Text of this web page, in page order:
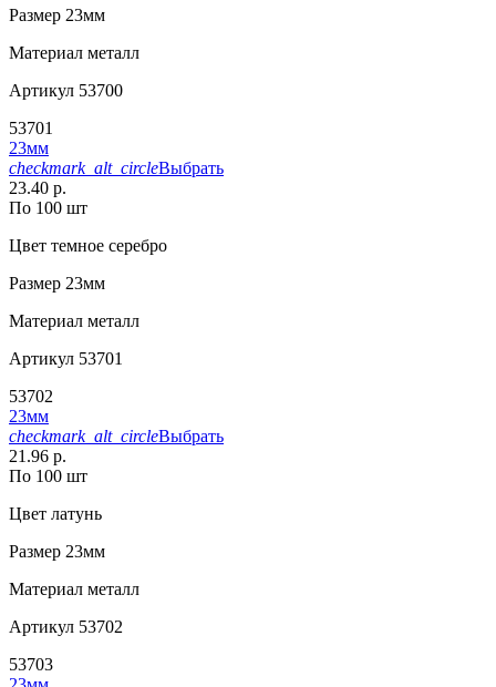
Размер 23мм
Материал металл
Артикул 53700
53701
23мм
checkmark_alt_circleВыбрать
23.40 р.
По 100 шт
Цвет темное серебро
Размер 23мм
Материал металл
Артикул 53701
53702
23мм
checkmark_alt_circleВыбрать
21.96 р.
По 100 шт
Цвет латунь
Размер 23мм
Материал металл
Артикул 53702
53703